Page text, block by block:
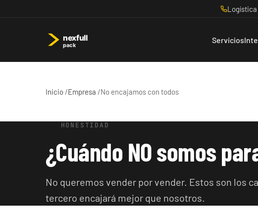
Logística
Servicios
Inicio /Empresa /No encajamos con todos
HONESTIDAD
¿Cuándo NO somos
No queremos vender por vender. Estos son los
tercero encajará mejor que nosotros.